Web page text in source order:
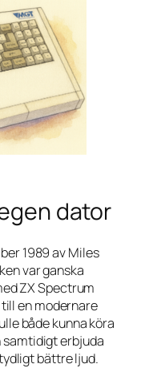
dator
1989 av Miles
var ganska
ZX Spectrum
en modernare
både kunna köra
erbjuda
bättre ljud.